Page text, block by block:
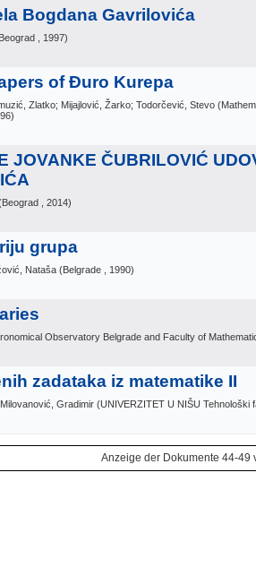
Bogdana Gavrilovića
Beograd , 1997)
of Đuro Kurepa
Zlatko; Mijajlović, Žarko; Todorčević, Stevo (
)
JOVANKE ČUBRILOVIĆ
Beograd , 2014)
grupa
Nataša (Belgrade , 1990)
Observatory Belgrade and Faculty of
zadataka iz matematike II
Gradimir (UNIVERZITET U NIŠU Tehnološki
Anzeige der Dokumente 44-49